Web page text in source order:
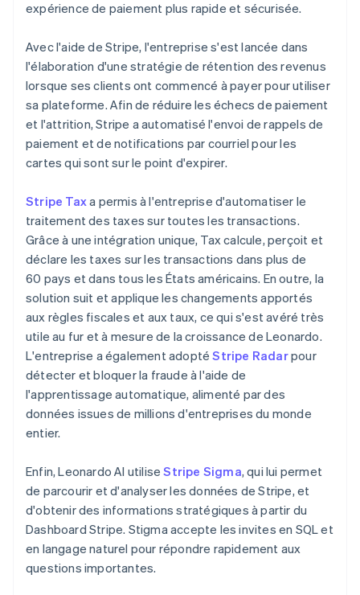
expérience de paiement plus rapide et sécurisée.
Avec l'aide de Stripe, l'entreprise s'est lancée dans
l'élaboration d'une stratégie de rétention des revenus
lorsque ses clients ont commencé à payer pour utiliser
sa plateforme. Afin de réduire les échecs de paiement
et l'attrition, Stripe a automatisé l'envoi de rappels de
paiement et de notifications par courriel pour les
cartes qui sont sur le point d'expirer.
Stripe Taxa permis à l'entreprise d'automatiser le
traitement des taxes sur toutes les transactions.
Grâce à une intégration unique, Tax calcule, perçoit et
déclare les taxes sur les transactions dans plus de
60 pays et dans tous les États américains. En outre, la
solution suit et applique les changements apportés
aux règles fiscales et aux taux, ce qui s'est avéré très
utile au fur et à mesure de la croissance de Leonardo.
L'entreprise a également adoptéStripe Radarpour
détecter et bloquer la fraude à l'aide de
l'apprentissage automatique, alimenté par des
données issues de millions d'entreprises du monde
entier.
Enfin, Leonardo AI utiliseStripe Sigma, qui lui permet
de parcourir et d'analyser les données de Stripe, et
d'obtenir des informations stratégiques à partir du
Dashboard Stripe. Stigma accepte les invites en SQL et
en langage naturel pour répondre rapidement aux
questions importantes.